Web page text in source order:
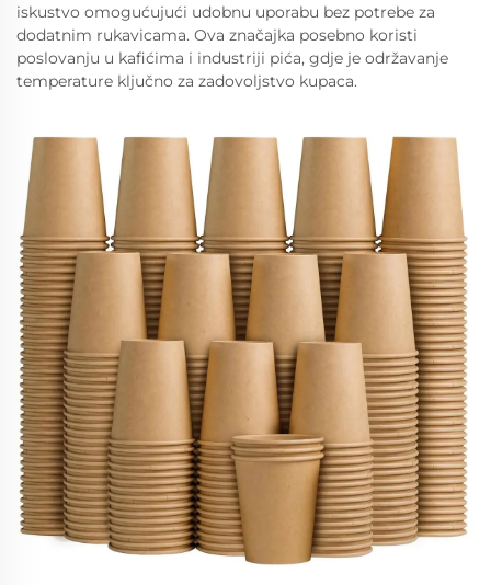
iskustvo omogućujući udobnu uporabu bez potrebe za
dodatnim rukavicama. Ova značajka posebno koristi
poslovanju u kafićima i industriji pića, gdje je održavanje
temperature ključno za zadovoljstvo kupaca.